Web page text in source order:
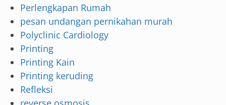
Perlengkapan Rumah
pesan undangan pernikahan murah
Polyclinic Cardiology
Printing
Printing Kain
Printing keruding
Refleksi